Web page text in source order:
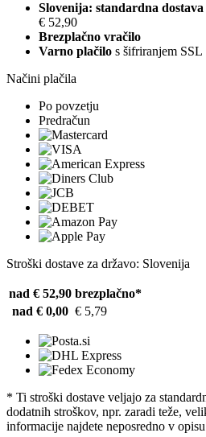
Slovenija: standardna
€ 52,90
Brezplačno vračilo
Varno plačilo s šifriranjem SSL
Načini plačila
Po povzetju
Predračun
Stroški dostave za državo: Slovenija
nad € 52,90 brezplačno*
nad € 0,00 € 5,79
* Ti stroški dostave veljajo za
dodatnih stroškov, npr. zaradi teže,
informacije najdete neposredno v